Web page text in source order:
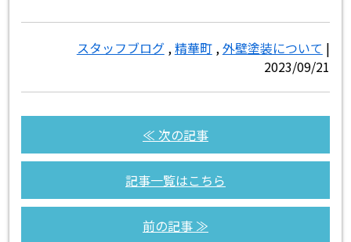
スタッフブログ,精華町,外壁塗装について |
2023/09/21
≪ 次の記事
記事一覧はこちら
前の記事 ≫